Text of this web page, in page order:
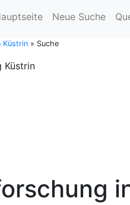
Neue Suche
Küstrin » Suche